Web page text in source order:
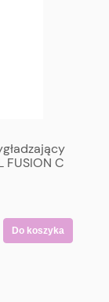
C
Do koszyka